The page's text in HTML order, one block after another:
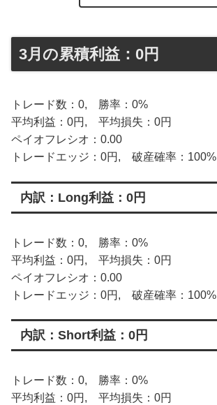
3月の累積利益：0円
トレード数：0, 勝率：0%
平均利益：0円, 平均損失：0円
ペイオフレシオ：0.00
トレードエッジ：0円, 破産確率：100%
内訳：Long利益：0円
トレード数：0, 勝率：0%
平均利益：0円, 平均損失：0円
ペイオフレシオ：0.00
トレードエッジ：0円, 破産確率：100%
内訳：Short利益：0円
トレード数：0, 勝率：0%
平均利益：0円, 平均損失：0円